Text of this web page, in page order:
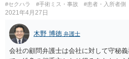
#セクハラ #手術ミス・事故 #患者・入所者側
2021年4月27日
木野 博徳 弁護士
会社の顧問弁護士は会社に対して守秘